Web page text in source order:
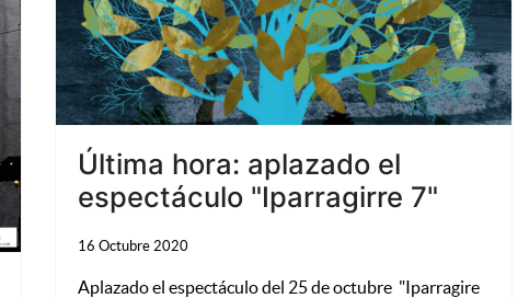
Última hora: aplazado el
espectáculo "Iparragirre 7"
16 Octubre 2020
Aplazado el espectáculo del 25 de octubre "Iparragire